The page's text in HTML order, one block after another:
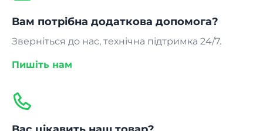
Вам потрібна додаткова допомога?
Зверніться до нас, технічна підтримка 24/7.
Пишіть нам